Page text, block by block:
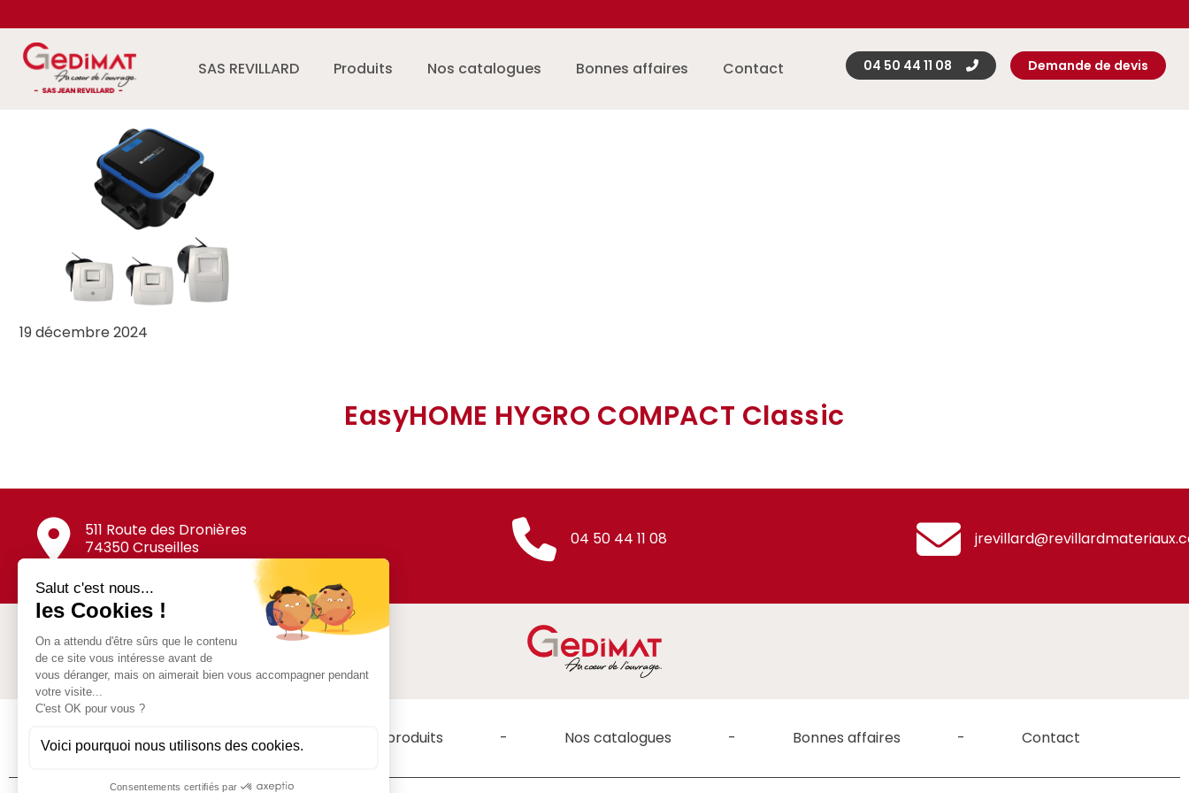
SAS REVILLARD Produits Nos catalogues Bonnes affaires Contact 04 50 44 11 08 Demande de devis
19 décembre 2024
EasyHOME HYGRO COMPACT Classic
511 Route des Dronières
74350 Cruseilles
04 50 44 11 08
SAS Jean Revillard Nos produits Nos catalogues Bonnes affaires Contact